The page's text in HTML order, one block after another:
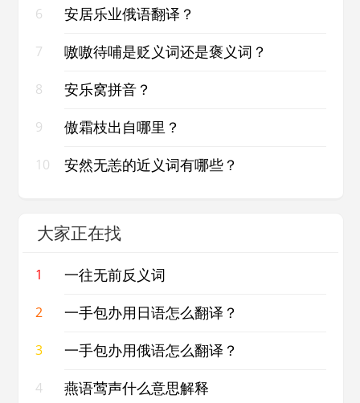
6 安居乐业俄语翻译？
7 嗷嗷待哺是贬义词还是褒义词？
8 安乐窝拼音？
9 傲霜枝出自哪里？
10 安然无恙的近义词有哪些？
大家正在找
1 一往无前反义词
2 一手包办用日语怎么翻译？
3 一手包办用俄语怎么翻译？
4 燕语莺声什么意思解释